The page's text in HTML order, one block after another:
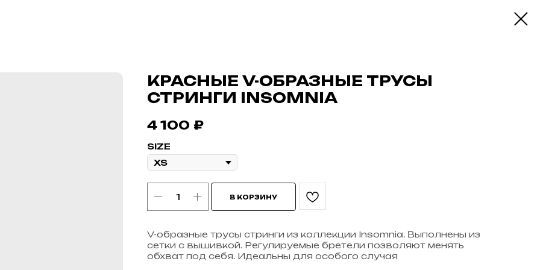
КРАСНЫЕ V-ОБРАЗНЫЕ ТРУСЫ
СТРИНГИ INSOMNIA
4 100 ₽
SIZE
В КОРЗИНУ
V-образные трусы стринги из коллекции Insomnia. Выполнены из
сетки с вышивкой. Регулируемые бретели позволяют менять
обхват под себя. Идеальны для особого случая